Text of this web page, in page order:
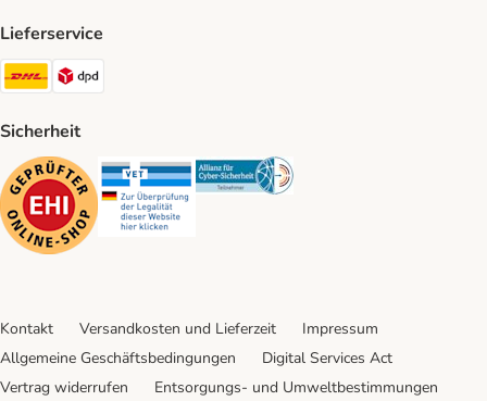
Lieferservice
DHL Shipping Method
Sicherheit
Security Security Security
Kontakt Versandkosten und Lieferzeit
Impressum
Allgemeine Geschäftsbedingungen
Digital Services Act
Vertrag widerrufen
Entsorgungs- und Umweltbestimmungen